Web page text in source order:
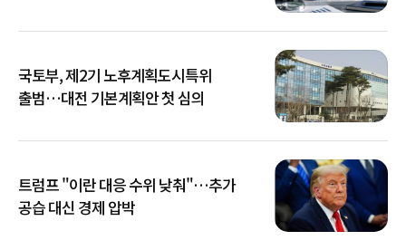
국토부, 제2기 노후계획도시특위
출범…대전 기본계획안 첫 심의
트럼프 "이란 대응 수위 낮춰"…추가
공습 대신 경제 압박